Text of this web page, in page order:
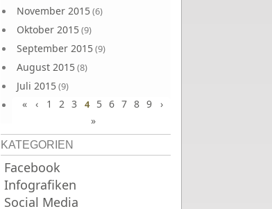
November 2015(6)
Oktober 2015(9)
September 2015(9)
August 2015(8)
Juli 2015(9)
Juni 2015(9)
« ‹ 1 2 3 4 5 6 7 8 9
›
»
KATEGORIEN
Facebook
Infografiken
Social Media